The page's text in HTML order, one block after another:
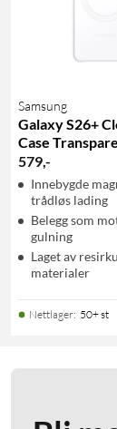
Samsung
Galaxy S26+
Case
579,-
Innebygde
trådløs lading
Belegg som
gulning
Laget av
materialer
Nettlager: 50+ st